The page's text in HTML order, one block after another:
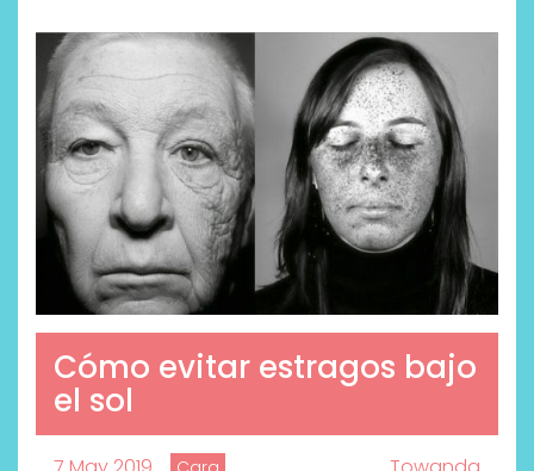
Cómo evitar estragos bajo
el sol